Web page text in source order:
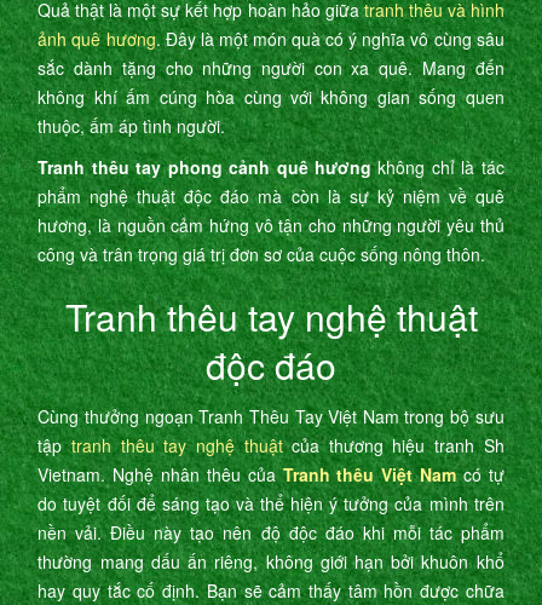
Quả thật là một sự kết hợp hoàn hảo giữatranh thêu và hình
ảnh quê hương. Đây là một món quà có ý nghĩa vô cùng sâu
sắc dành tặng cho những người con xa quê. Mang đến
không khí ấm cúng hòa cùng với không gian sống quen
thuộc, ấm áp tình người.
Tranh thêu tay phong cảnh quê hươngkhông chỉ là tác
phẩm nghệ thuật độc đáo mà còn là sự kỷ niệm về quê
hương, là nguồn cảm hứng vô tận cho những người yêu thủ
công và trân trọng giá trị đơn sơ của cuộc sống nông thôn.
Tranh thêu tay nghệ thuật
độc đáo
Cùng thưởng ngoạn Tranh Thêu Tay Việt Nam trong bộ sưu
tậptranh thêu tay nghệ thuậtcủa thương hiệu tranh Sh
Vietnam. Nghệ nhân thêu củaTranh thêu Việt Namcó tự
do tuyệt đối để sáng tạo và thể hiện ý tưởng của mình trên
nền vải. Điều này tạo nên độ độc đáo khi mỗi tác phẩm
thường mang dấu ấn riêng, không giới hạn bởi khuôn khổ
hay quy tắc cố định. Bạn sẽ cảm thấy tâm hồn được chữa